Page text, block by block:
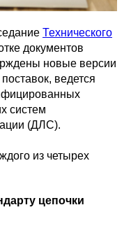
Технического
документов
новые версии
ведется
систем
(ДЛС).
из четырех
цепочки